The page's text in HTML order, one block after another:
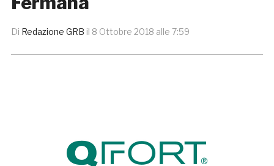
Di Redazione GRB il 8 Ottobre 2018 alle 7:59